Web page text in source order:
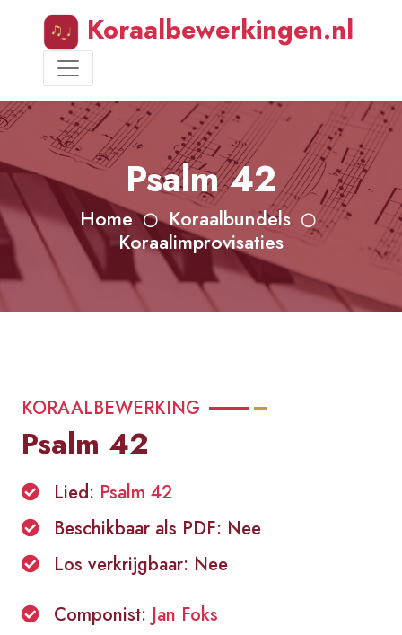
Koraalbewerkingen.nl
Psalm 42
Home
Koraalbundels
Koraalimprovisaties
KORAALBEWERKING
Psalm 42
Lied: Psalm 42
Beschikbaar als PDF: Nee
Los verkrijgbaar: Nee
Componist: Jan Foks